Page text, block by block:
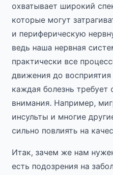
охватывает широкий
которые могут
и периферическую
ведь наша нервная
практически все
движения до
каждая болезнь требует
внимания. Например,
инсульты и многие
сильно повлиять на
Итак, зачем же нам
есть подозрения на